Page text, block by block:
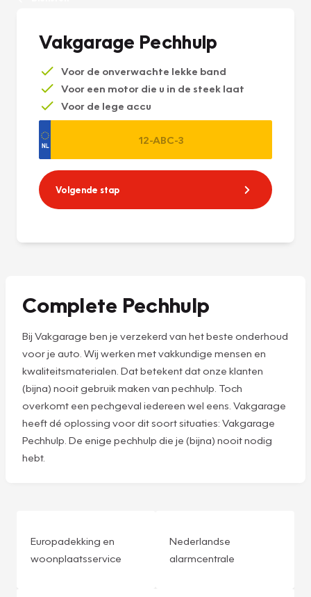
Vakgarage Pechhulp
Voor de onverwachte lekke band
Voor een motor die u in de steek laat
Voor de lege accu
Volgende stap
Complete Pechhulp
Bij Vakgarage ben je verzekerd van het beste onderhoud
voor je auto. Wij werken met vakkundige mensen en
kwaliteitsmaterialen. Dat betekent dat onze klanten
(bijna) nooit gebruik maken van pechhulp. Toch
overkomt een pechgeval iedereen wel eens. Vakgarage
heeft dé oplossing voor dit soort situaties: Vakgarage
Pechhulp. De enige pechhulp die je (bijna) nooit nodig
hebt.
Europadekking en
woonplaatsservice
Nederlandse
alarmcentrale